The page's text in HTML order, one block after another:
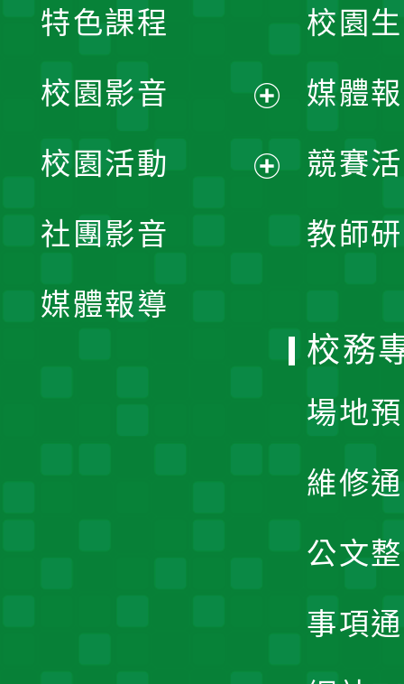
校園
媒體
競賽
教師
特色課程
校園影音
開
校園活動
社團影音
媒體報導
校務
場地
維修
公文
事項